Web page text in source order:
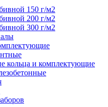
150 г/м2
200 г/м2
300 г/м2
кольца и комплектующие